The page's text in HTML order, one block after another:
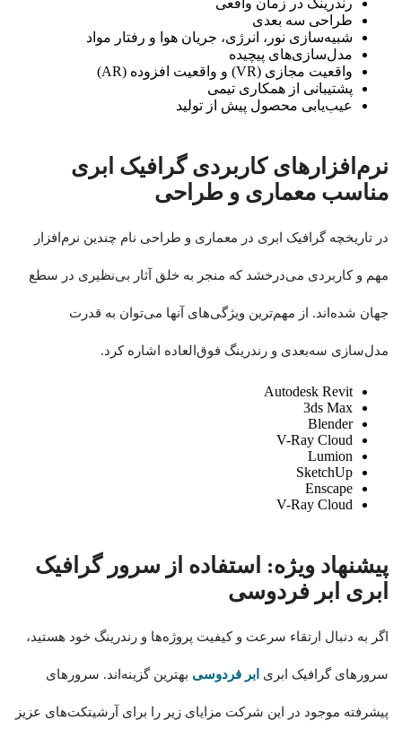
رندرینگ در زمان واقعی
طراحی سه‌ بعدی
شبیه‌سازی‌ نور، انرژی، جریان هوا و رفتار مواد
مدل‌سازی‌های پیچیده
واقعیت مجازی (VR) و واقعیت افزوده (AR)
پشتیبانی از همکاری تیمی
عیب‌یابی محصول پیش از تولید
نرم‌افزارهای کاربردی گرافیک ابری
مناسب معماری و طراحی
در تاریخچه گرافیک ابری در معماری و طراحی نام چندین نرم‌افزار
مهم و کاربردی می‌درخشد که منجر به خلق آثار بی‌نظیری در سطع
جهان شده‌اند. از مهم‌ترین ویژگی‌های آنها می‌توان به قدرت
مدل‌سازی سه‌بعدی و رندرینگ فوق‌العاده اشاره کرد.
Autodesk Revit
3ds Max
Blender
V-Ray Cloud
Lumion
SketchUp
Enscape
V-Ray Cloud
پیشنهاد ویژه: استفاده از سرور گرافیک
ابری ابر فردوسی
اگر به دنبال ارتقاء سرعت و کیفیت پروژه‌ها و رندرینگ خود هستید،
سرورهای گرافیک ابری ابر فردوسی بهترین گزینه‌اند. سرورهای
پیشرفته موجود در این شرکت مزایای زیر را برای آرشیتکت‌های عزیز